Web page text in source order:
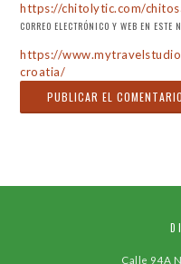
https://chitolytic.com/
CORREO ELECTRÓNICO Y WEB EN
https://
croatia/
Calle 94A